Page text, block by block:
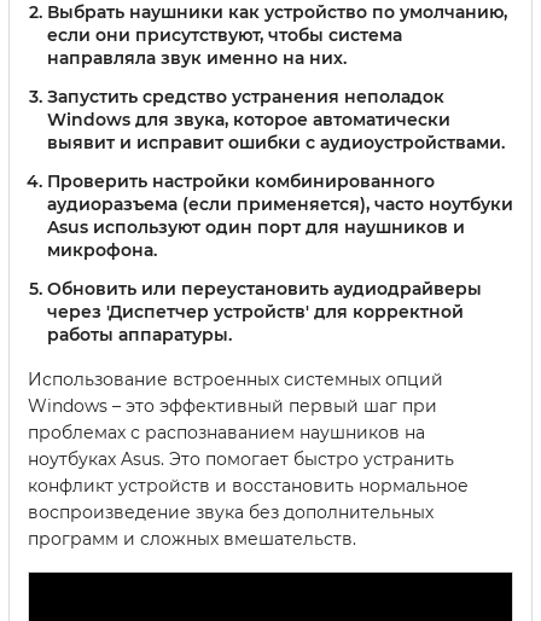
Выбрать наушники как устройство по умолчанию,
если они присутствуют, чтобы система
направляла звук именно на них.
Запустить средство устранения неполадок
Windows для звука, которое автоматически
выявит и исправит ошибки с аудиоустройствами.
Проверить настройки комбинированного
аудиоразъема (если применяется), часто ноутбуки
Asus используют один порт для наушников и
микрофона.
Обновить или переустановить аудиодрайверы
через 'Диспетчер устройств' для корректной
работы аппаратуры.
Использование встроенных системных опций
Windows – это эффективный первый шаг при
проблемах с распознаванием наушников на
ноутбуках Asus. Это помогает быстро устранить
конфликт устройств и восстановить нормальное
воспроизведение звука без дополнительных
программ и сложных вмешательств.